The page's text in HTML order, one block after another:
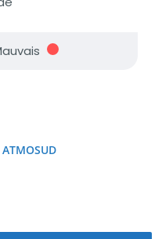
ATMOSUD